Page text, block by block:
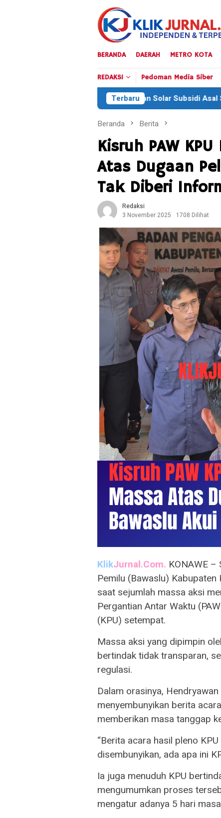
BERANDA DAERAH METRO KOTA
REDAKSI Pedoman Media Siber
Terbaru
Penyelundupan Solar Subsidi Asal Sulsel Marak di
Beranda Berita
Kisruh PAW
Atas Dugaan
Tak Diberi
Redaksi
3 November 2025
1708 Dilihat
KlikJurnal.Com. KONAWE
Pemilu (Bawaslu)
saat sejumlah massa aksi
Pergantian Antar Waktu
(KPU) setempat.
Massa aksi yang dipimpin
bertindak tidak transparan,
regulasi.
Dalam orasinya,
menyembunyikan berita
memberikan masa tanggap
“Berita acara hasil pleno
disembunyikan, ada apa ini
Ia juga menuduh KPU
mengumumkan proses
mengatur adanya 5 hari